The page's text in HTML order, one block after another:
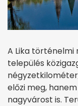
A Lika történelmi
település
előzi meg,
nagyvárost is.